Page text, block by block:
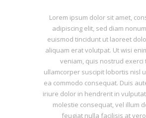
Lorem ipsum dolor sit amet,
adipiscing elit, sed diam
euismod tincidunt ut laoreet
aliquam erat volutpat. Ut wisi
veniam, quis nostrud exerci
ullamcorper suscipit lobortis nisl
ea commodo consequat. Duis
iriure dolor in hendrerit in
molestie consequat, vel illum
feugiat nulla facilisis at